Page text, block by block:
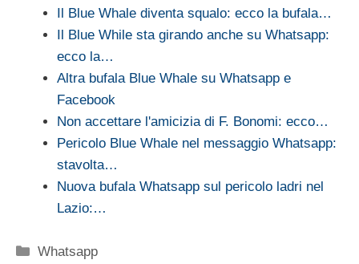
Il Blue Whale diventa squalo: ecco la bufala…
Il Blue While sta girando anche su Whatsapp:
ecco la…
Altra bufala Blue Whale su Whatsapp e
Facebook
Non accettare l'amicizia di F. Bonomi: ecco…
Pericolo Blue Whale nel messaggio Whatsapp:
stavolta…
Nuova bufala Whatsapp sul pericolo ladri nel
Lazio:…
Categorie
Whatsapp